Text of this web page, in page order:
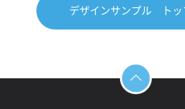
デザインサンプル トッ